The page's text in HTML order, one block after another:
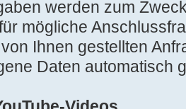
werden zum
mögliche
Ihnen gestellten
Daten automatisch